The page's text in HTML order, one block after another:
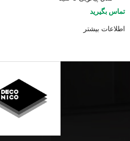
تماس بگیرید
اطلاعات بیشتر